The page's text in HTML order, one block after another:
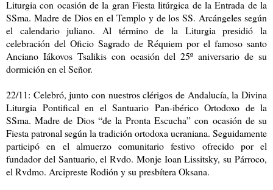
Liturgia con ocasión de la gran Fiesta litúrgica de la Entrada de la
SSma. Madre de Dios en el Templo y de los SS. Arcángeles según
el calendario juliano. Al término de la Liturgia presidió la
celebración del Oficio Sagrado de Réquiem por el famoso santo
Anciano Iákovos Tsalikis con ocasión del 25º aniversario de su
dormición en el Señor.
22/11: Celebró, junto con nuestros clérigos de Andalucía, la Divina
Liturgia Pontifical en el Santuario Pan-ibérico Ortodoxo de la
SSma. Madre de Dios “de la Pronta Escucha” con ocasión de su
Fiesta patronal según la tradición ortodoxa ucraniana. Seguidamente
participó en el almuerzo comunitario festivo ofrecido por el
fundador del Santuario, el Rvdo. Monje Ioan Lissitsky, su Párroco,
el Rvdmo. Arcipreste Rodión y su presbítera Oksana.